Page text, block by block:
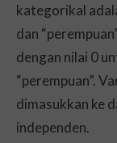
kategorikal
dan
dengan nilai 0
“perempuan”.
dimasukkan ke
independen.